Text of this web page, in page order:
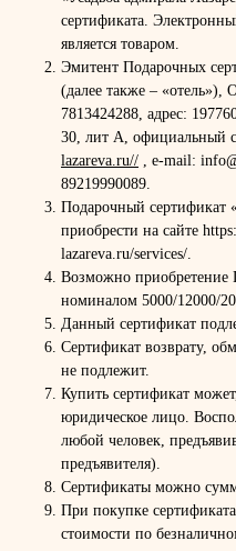
сертификата.
является товаром.
Эмитент Подарочных
(далее также –
7813424288, адрес:
30, лит А, официальный
lazareva.ru// , e-mail:
89219990089.
Подарочный сертификат
приобрести на сайте
lazareva.ru/services/.
Возможно приобретение
номиналом 5000/12000/
Данный сертификат
Сертификат возврату,
не подлежит.
Купить сертификат
юридическое лицо.
любой человек,
предъявителя).
Сертификаты можно
При покупке
стоимости по